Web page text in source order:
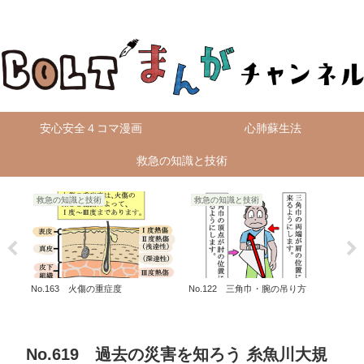
安心安全４コマ漫画 心肺蘇生法
救急の知識と技術
救急の知識と技術
No.163 火傷の重症度
救急の知識と技術
No.122 三角巾・腕の吊り方
No.619 過去の災害を知ろう 糸魚川大規